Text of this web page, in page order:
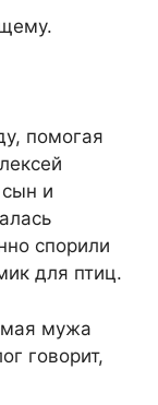
помогая
и
спорили
для птиц.
мужа
говорит,